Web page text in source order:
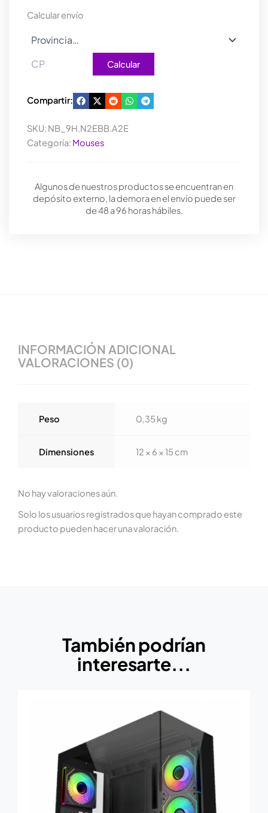
cantidad
Calcular envío
Calcular
Compartir:
SKU: NB_9H.N2EBB.A2E
Categoría: Mouses
Algunos de nuestros productos se encuentran en
depósito externo, la demora en el envío puede ser
de 48 a 96 horas hábiles.
INFORMACIÓN ADICIONAL
VALORACIONES (0)
Peso 0,35 kg
Dimensiones 12 × 6 × 15 cm
No hay valoraciones aún.
Solo los usuarios registrados que hayan comprado este
producto pueden hacer una valoración.
También podrían
interesarte...